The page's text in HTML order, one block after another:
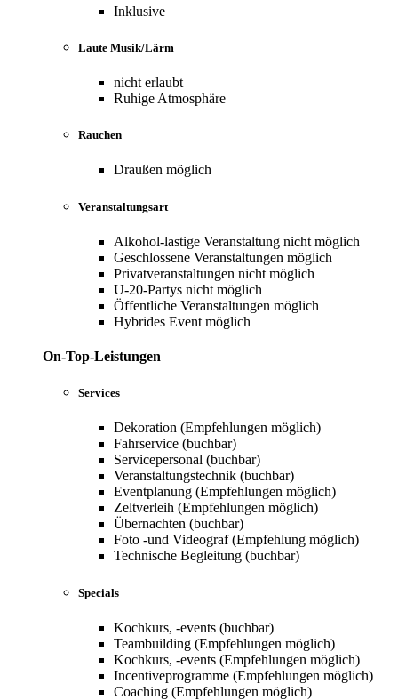
Inklusive
Laute Musik/Lärm
nicht erlaubt
Ruhige Atmosphäre
Rauchen
Draußen möglich
Veranstaltungsart
Alkohol-lastige Veranstaltung nicht möglich
Geschlossene Veranstaltungen möglich
Privatveranstaltungen nicht möglich
U-20-Partys nicht möglich
Öffentliche Veranstaltungen möglich
Hybrides Event möglich
On-Top-Leistungen
Services
Dekoration (Empfehlungen möglich)
Fahrservice (buchbar)
Servicepersonal (buchbar)
Veranstaltungstechnik (buchbar)
Eventplanung (Empfehlungen möglich)
Zeltverleih (Empfehlungen möglich)
Übernachten (buchbar)
Foto -und Videograf (Empfehlung möglich)
Technische Begleitung (buchbar)
Specials
Kochkurs, -events (buchbar)
Teambuilding (Empfehlungen möglich)
Kochkurs, -events (Empfehlungen möglich)
Incentiveprogramme (Empfehlungen möglich)
Coaching (Empfehlungen möglich)